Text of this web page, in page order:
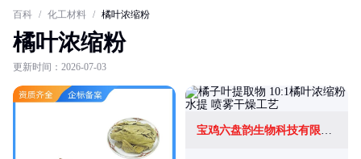
百科 / 化工材料 / 橘叶浓缩粉
橘叶浓缩粉
更新时间：2026-07-03
宝鸡六盘韵生物科技有限公司